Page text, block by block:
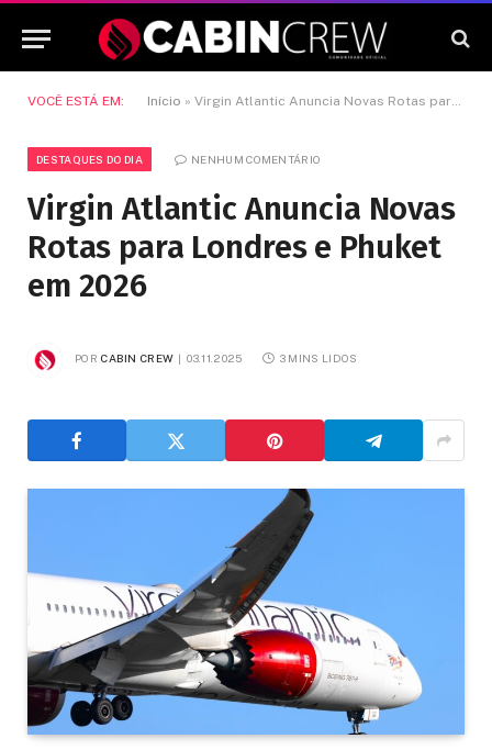
VOCÊ ESTÁ EM: Início » Virgin Atlantic Anuncia Novas Rotas para Londres e Phuket em 2026
DESTAQUES DO DIA NENHUM COMENTÁRIO
Virgin Atlantic Anuncia Novas
Rotas para Londres e Phuket
em 2026
POR CABIN CREW 03.11.2025 3 MINS LIDOS